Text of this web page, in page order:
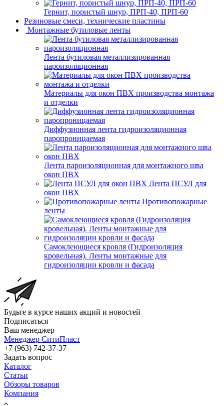
Гернит, пористый шнур, ПРП-40, ПРП-60
Резиновые смеси, технические пластины
Монтажные бутиловые ленты
Лента бутиловая металлизированная
пароизоляционная
Материалы для окон ПВХ производства монтажа
и отделки
Диффузионная лента гидроизоляционная
паропроницаемая
Лента пароизоляционная для монтажного шва
окон ПВХ
Лента ПСУЛ для
окон ПВХ
Противопожарные
ленты
Самоклеющиеся кровля (Гидроизоляция
кровельная). Ленты монтажные для
гидроизоляции кровли и фасада
Будьте в курсе наших акций и новостей
Подписаться
Ваш менеджер
Менеджер СитиПласт
+7 (963) 742-37-37
Задать вопрос
Каталог
Статьи
Обзоры товаров
Компания